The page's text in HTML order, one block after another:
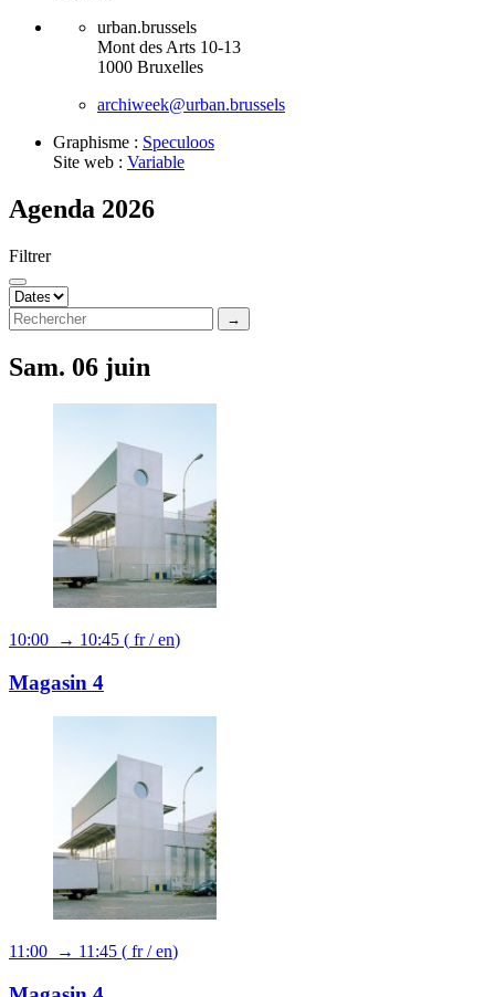
urban.brussels
Mont des Arts 10-13
1000 Bruxelles
archiweek@urban.brussels
Graphisme : Speculoos
Site web : Variable
Agenda 2026
Filtrer
→
Sam. 06 juin
10:00 → 10:45 ( fr/en)
Magasin 4
11:00 → 11:45 ( fr/en)